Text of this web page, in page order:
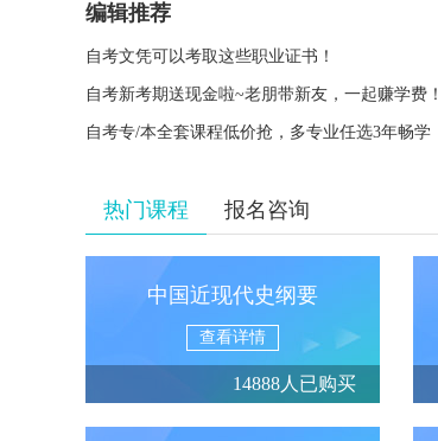
编辑推荐
自考文凭可以考取这些职业证书！
自考新考期送现金啦~老朋带新友，一起赚学费！
自考专/本全套课程低价抢，多专业任选3年畅学
热门课程 报名咨询
中国近现代史纲要
查看详情
14888人已购买